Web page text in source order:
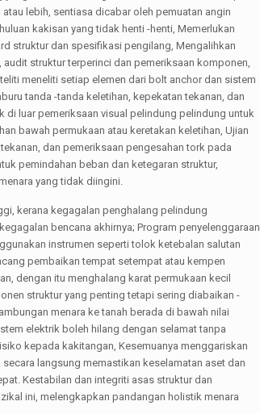
lebih, sentiasa dicabar oleh pemuatan angin
kakisan yang tidak henti -henti, Memerlukan
struktur dan spesifikasi pengilang, Mengalihkan
struktur terperinci dan pemeriksaan komponen,
meneliti setiap elemen dari bolt anchor dan sistem
tanda -tanda keletihan, kepekatan tekanan, dan
di luar pemeriksaan visual pelindung pelindung untuk
bawah permukaan atau keretakan keletihan, Ujian
dan pemeriksaan pengesahan tork pada
pemindahan beban dan ketegaran struktur,
yang tidak diingini.
kerana kegagalan penghalang pelindung
bencana akhirnya; Program penyelenggaraan
instrumen seperti tolok ketebalan salutan
pembaikan tempat setempat atau kempen
dengan itu menghalang karat permukaan kecil
struktur yang penting tetapi sering diabaikan -
menara ke tanah berada di bawah nilai
elektrik boleh hilang dengan selamat tanpa
kepada kakitangan, Kesemuanya menggariskan
langsung memastikan keselamatan aset dan
Kestabilan dan integriti asas struktur dan
ini, melengkapkan pandangan holistik menara